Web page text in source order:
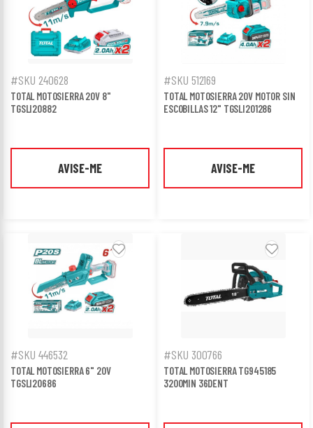
#SKU 240628
TOTAL MOTOSIERRA 20V 8"
TGSLI20882
AVISE-ME
#SKU 512169
TOTAL MOTOSIERRA 20V MOTOR SIN
ESCOBILLAS 12" TGSLI201286
AVISE-ME
#SKU 446532
TOTAL MOTOSIERRA 6" 20V
TGSLI20686
#SKU 300766
TOTAL MOTOSIERRA TG945185
3200MIN 36DENT